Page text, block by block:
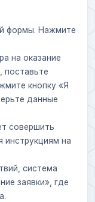
формы. Нажмите
на оказание
поставьте
кнопку «Я
данные
совершить
на
система
заявки», где